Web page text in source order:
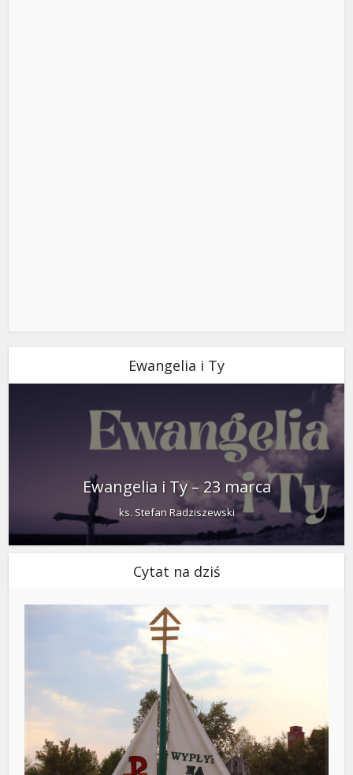
Ewangelia i Ty
Ewangelia i Ty – 23 marca
ks. Stefan Radziszewski
Cytat na dziś